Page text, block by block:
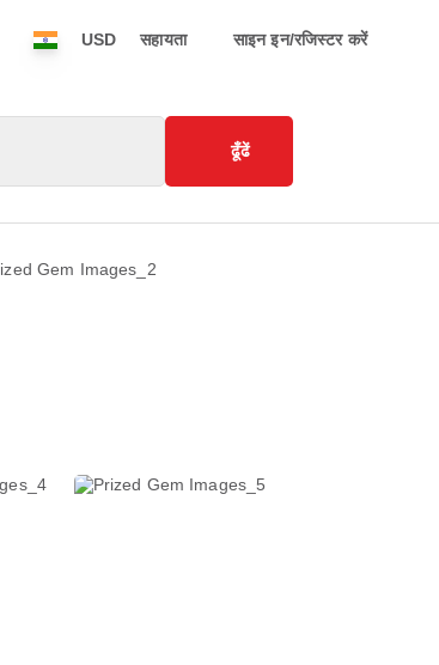
USD सहायता साइन इन/रजिस्टर करें
ढूँढें